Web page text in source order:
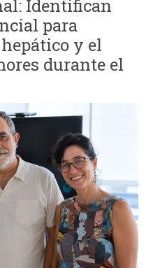
Identifican
para
y el
durante el